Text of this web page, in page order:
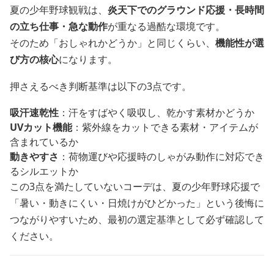
夏の少年野球観戦は、 炎天下でのグラウンド応援・長時間
の立ち仕事・急な動作が重なる過酷な環境です。
そのため「おしゃれかどうか」と同じくらい、 機能性が選
び方の核心になります。
押さえるべき判断基準は以下の3点です。
吸汗速乾性 ：汗をすばやく吸収し、乾かす素材かどうか
UVカット機能：紫外線をカットできる素材・アイテムが
含まれているか
動きやすさ ：荷物運びや応援時のしゃがみ動作に対応でき
るシルエットか
この3点を満たしていないコーデは、夏の少年野球応援で
「暑い・動きにくい・日焼けがひどかった」という後悔に
つながりやすいため、最初の選定基準として必ず確認して
ください。